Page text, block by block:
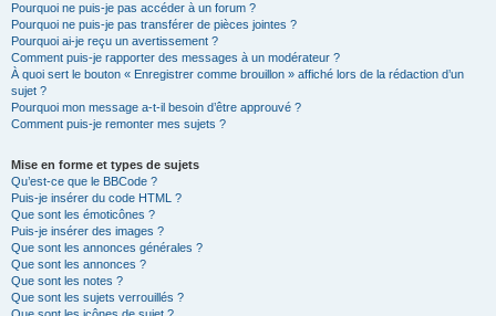
Pourquoi ne puis-je pas accéder à un forum ?
Pourquoi ne puis-je pas transférer de pièces jointes ?
Pourquoi ai-je reçu un avertissement ?
Comment puis-je rapporter des messages à un modérateur ?
À quoi sert le bouton « Enregistrer comme brouillon » affiché lors de la rédaction d’un
sujet ?
Pourquoi mon message a-t-il besoin d’être approuvé ?
Comment puis-je remonter mes sujets ?
Mise en forme et types de sujets
Qu’est-ce que le BBCode ?
Puis-je insérer du code HTML ?
Que sont les émoticônes ?
Puis-je insérer des images ?
Que sont les annonces générales ?
Que sont les annonces ?
Que sont les notes ?
Que sont les sujets verrouillés ?